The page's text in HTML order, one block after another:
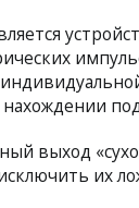
выход
их